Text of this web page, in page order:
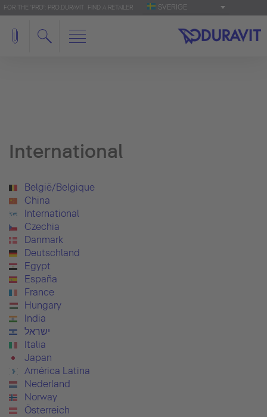
FOR THE 'PRO': PRO.DURAVIT FIND A RETAILER SVERIGE
International
België/Belgique
China
International
Czechia
Danmark
Deutschland
Egypt
España
France
Hungary
India
ישראל
Italia
Japan
América Latina
Nederland
Norway
Österreich